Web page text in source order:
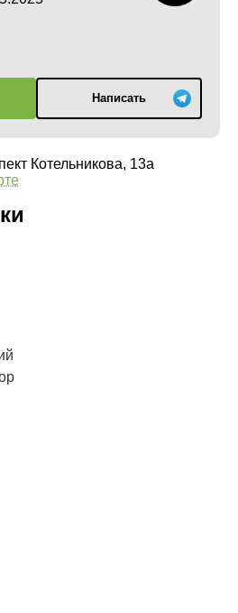
Написать
Котельникова, 13а